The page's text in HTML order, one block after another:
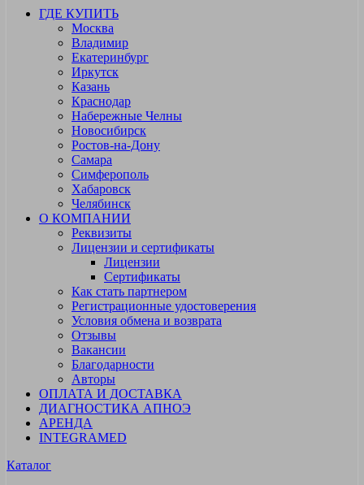
ГДЕ КУПИТЬ
Москва
Владимир
Екатеринбург
Иркутск
Казань
Краснодар
Набережные Челны
Новосибирск
Ростов-на-Дону
Самара
Симферополь
Хабаровск
Челябинск
О КОМПАНИИ
Реквизиты
Лицензии и сертификаты
Лицензии
Сертификаты
Как стать партнером
Регистрационные удостоверения
Условия обмена и возврата
Отзывы
Вакансии
Благодарности
Авторы
ОПЛАТА И ДОСТАВКА
ДИАГНОСТИКА АПНОЭ
АРЕНДА
INTEGRAMED
Каталог